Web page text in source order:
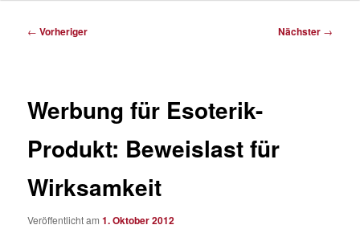
Beitragsnavigation
← Vorheriger Nächster →
Werbung für Esoterik-
Produkt: Beweislast für
Wirksamkeit
Veröffentlicht am1. Oktober 2012